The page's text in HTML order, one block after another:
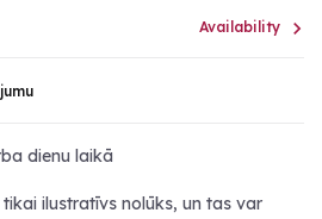
Availability 
dienu laikā
ilustratīvs nolūks, un tas var